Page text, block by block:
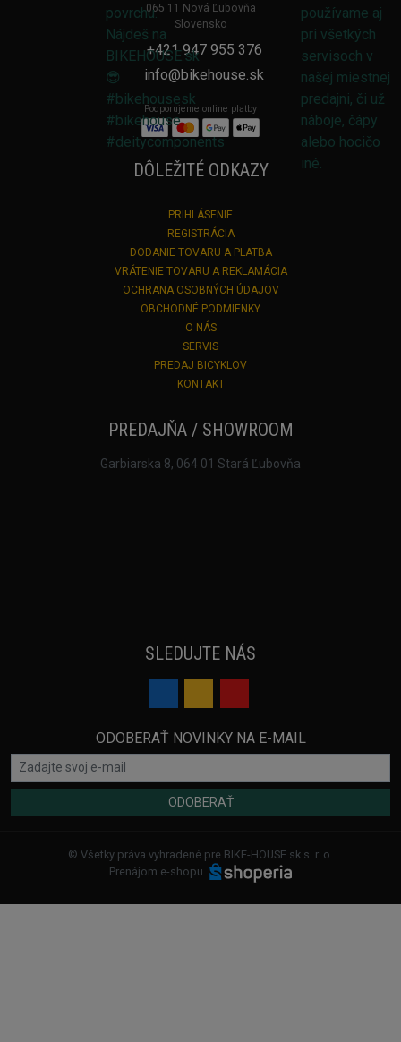
065 11 Nová Ľubovňa
Slovensko
+421 947 955 376
info@bikehouse.sk
Podporujeme online platby
DÔLEŽITÉ ODKAZY
PRIHLÁSENIE
REGISTRÁCIA
DODANIE TOVARU A PLATBA
VRÁTENIE TOVARU A REKLAMÁCIA
OCHRANA OSOBNÝCH ÚDAJOV
OBCHODNÉ PODMIENKY
O NÁS
SERVIS
PREDAJ BICYKLOV
KONTAKT
PREDAJŇA / SHOWROOM
Garbiarska 8, 064 01 Stará Ľubovňa
SLEDUJTE NÁS
ODOBERAŤ NOVINKY NA E-MAIL
ODOBERAŤ
© Všetky práva vyhradené pre BIKE-HOUSE.sk s. r. o.
Prenájom e-shopu